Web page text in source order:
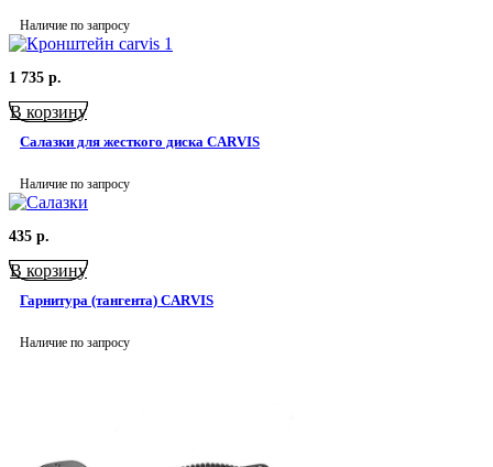
Наличие по запросу
1 735 р.
В корзину
Салазки для жесткого диска CARVIS
Наличие по запросу
435 р.
В корзину
Гарнитура (тангента) CARVIS
Наличие по запросу